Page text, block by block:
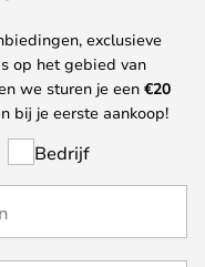
exclusieve
op het gebied van
we sturen je een €20
bij je eerste aankoop!
Bedrijf